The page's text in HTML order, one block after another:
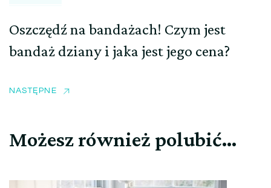
Oszczędź na bandażach! Czym jest
bandaż dziany i jaka jest jego cena?
NASTĘPNE
Możesz również polubić…